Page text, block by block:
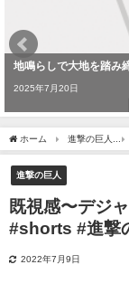
地鳴らしで大地を踏み
2025年7月20日
ホーム 進撃の巨人
進撃の巨人
既視感〜デジ
#shorts #進撃
2022年7月9日